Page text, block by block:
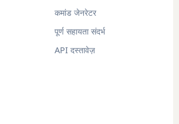
कमांड जेनरेटर
पूर्ण सहायता संदर्भ
API दस्तावेज़